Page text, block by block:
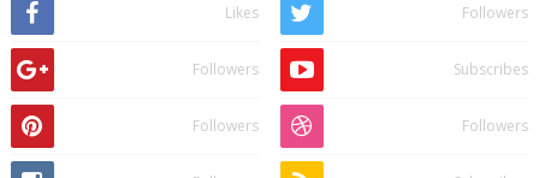
Likes Followers
Followers Subscribes
Followers Followers